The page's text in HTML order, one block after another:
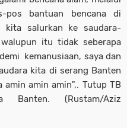
pos bantuan bencana di
kita salurkan ke saudara-
itu tidak seberapa
kemanusiaan, saya dan
kita di serang Banten
amin amin",. Tutup TB
(Rustam/Aziz